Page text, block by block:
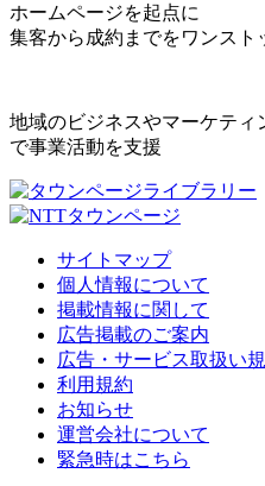
ホームページを起点に
集客から成約までをワンスト
地域のビジネスやマーケティ
で事業活動を支援
サイトマップ
個人情報について
掲載情報に関して
広告掲載のご案内
広告・サービス取扱い
利用規約
お知らせ
運営会社について
緊急時はこちら